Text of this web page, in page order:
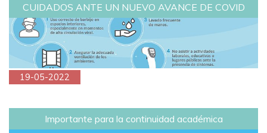
CUIDADOS ANTE UN NUEVO AVANCE DE COVID
19-05-2022
Importante para la continuidad académica